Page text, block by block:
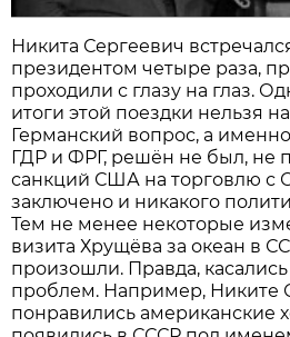
Никита Сергеевич
президентом четыре раза,
проходили с глазу на глаз.
итоги этой поездки нельзя
Германский вопрос, а
ГДР и ФРГ, решён не был, не
санкций США на торговлю с
заключено и никакого
Тем не менее некоторые
визита Хрущёва за океан в
произошли. Правда,
проблем. Например, Никите
понравились американские